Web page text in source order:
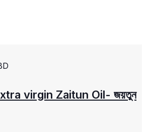
virgin Zaitun Oil- জয়তুন